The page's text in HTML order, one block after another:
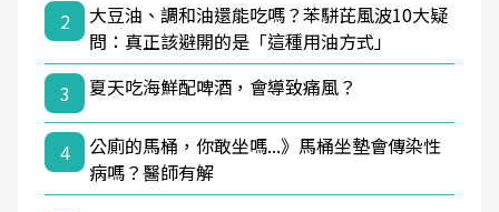
2
大豆油、調和油還能吃嗎？苯駢芘風波10大疑
問：真正該避開的是「這種用油方式」
3
夏天吃海鮮配啤酒，會導致痛風？
4
公廁的馬桶，你敢坐嗎...》馬桶坐墊會傳染性
病嗎？醫師有解